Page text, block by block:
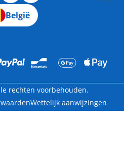
België
rechten voorbehouden.
Wettelijk aanwijzingen